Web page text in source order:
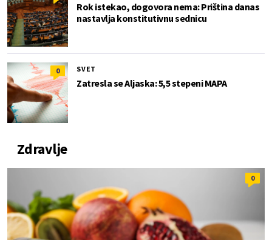
Rok istekao, dogovora nema: Priština danas
nastavlja konstitutivnu sednicu
0 SVET
Zatresla se Aljaska: 5,5 stepeni MAPA
Zdravlje
0